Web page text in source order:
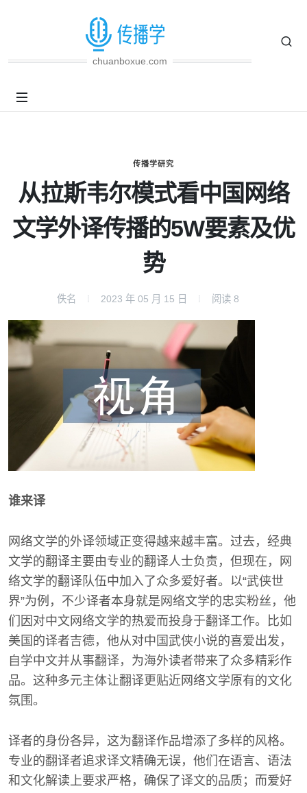
chuanboxue.com
传播学研究
从拉斯韦尔模式看中国网络
文学外译传播的5W要素及优
势
佚名 2023 年 05 月 15 日 阅读 8
谁来译
网络文学的外译领域正变得越来越丰富。过去，经典
文学的翻译主要由专业的翻译人士负责，但现在，网
络文学的翻译队伍中加入了众多爱好者。以“武侠世
界”为例，不少译者本身就是网络文学的忠实粉丝，他
们因对中文网络文学的热爱而投身于翻译工作。比如
美国的译者吉德，他从对中国武侠小说的喜爱出发，
自学中文并从事翻译，为海外读者带来了众多精彩作
品。这种多元主体让翻译更贴近网络文学原有的文化
氛围。
译者的身份各异，这为翻译作品增添了多样的风格。
专业的翻译者追求译文精确无误，他们在语言、语法
和文化解读上要求严格，确保了译文的品质；而爱好